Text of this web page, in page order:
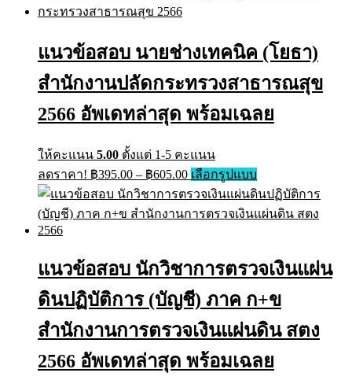
แนวข้อสอบ นายช่างเทคนิค (โยธา)
สำนักงานปลัดกระทรวงสาธารณสุข
2566 อัพเดทล่าสุด พร้อมเฉลย
ให้คะแนน 5.00 ตั้งแต่ 1-5 คะแนน
ลดราคา! ฿395.00 – ฿605.00 เลือกรูปแบบ
แนวข้อสอบ นักวิชาการตรวจเงินแผ่น
ดินปฏิบัติการ (บัญชี) ภาค ก+ข
สำนักงานการตรวจเงินแผ่นดิน สตง
2566 อัพเดทล่าสุด พร้อมเฉลย